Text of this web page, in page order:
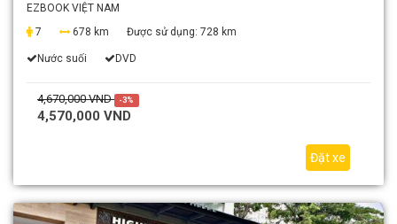
EZBOOK VIỆT NAM
7
678 km Được sử dụng: 728 km
Nước suối DVD
4,670,000 VND -3%
4,570,000 VND
Đặt xe